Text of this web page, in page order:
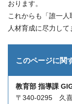
おります。
これからも「誰一
人材育成に尽力して
このページに関
教育部 指導課
〒340-0295 久